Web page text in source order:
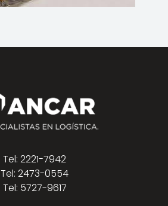
Tel: 2221-7942
Tel: 2473-0554
Tel: 5727-9617